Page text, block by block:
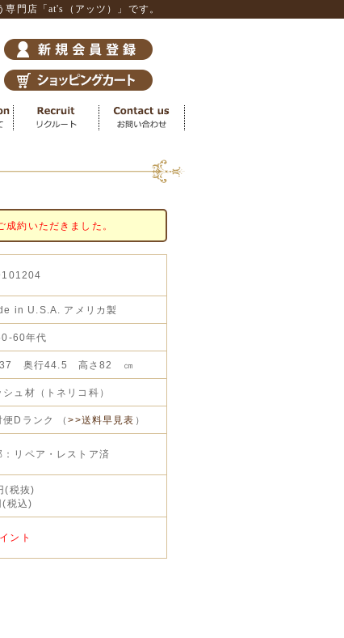
門店「at's（アッツ）」です。
成約いただきました。
in U.S.A. アメリカ製
60年代
奥行44.5 高さ82 ㎝
シュ材（トネリコ科）
便Dランク （>>送料早見表 ）
：リペア・レストア済
(税抜)
(税込)
ント